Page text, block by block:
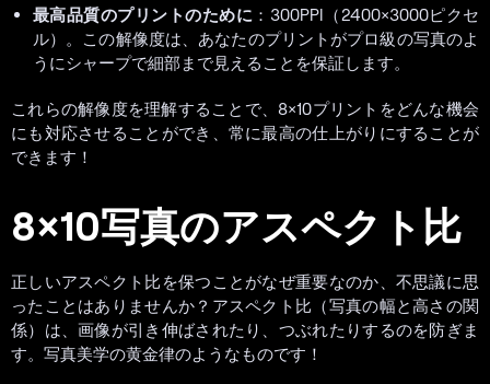
最高品質のプリントのために ：300PPI（2400×3000ピクセ
ル）。この解像度は、あなたのプリントがプロ級の写真のよ
うにシャープで細部まで見えることを保証します。
これらの解像度を理解することで、8×10プリントをどんな機会
にも対応させることができ、常に最高の仕上がりにすることが
できます！
8×10写真のアスペクト比
正しいアスペクト比を保つことがなぜ重要なのか、不思議に思
ったことはありませんか？アスペクト比（写真の幅と高さの関
係）は、画像が引き伸ばされたり、つぶれたりするのを防ぎま
す。写真美学の黄金律のようなものです！